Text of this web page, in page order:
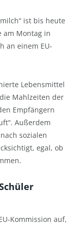
ist bis heute
am Montag in
an einem EU-
Lebensmittel
Mahlzeiten der
Empfängern
Außerdem
sozialen
egal, ob
Kommission auf,